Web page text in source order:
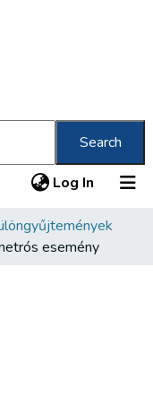
Search
Log In (current)
esemény